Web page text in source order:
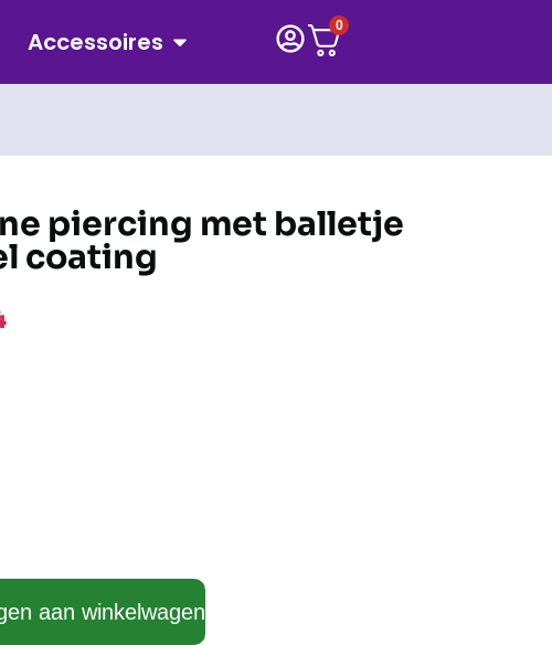
Accessoires
0
piercing met balletje
coating
aan winkelwagen